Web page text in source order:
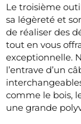
Le troisième
sa légèreté et
de réaliser des
tout en vous
exceptionnelle.
l’entrave d’un
comme le bois,
une grande